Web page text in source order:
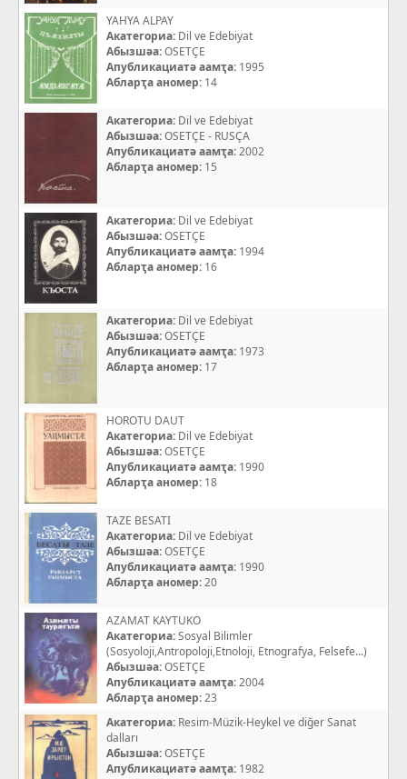
YAHYA ALPAY
Акатегориа: Dil ve Edebiyat
Абызшәа:OSETÇE
Апубликациатә аамҭа: 1995
Абларҭа аномер: 14
Акатегориа: Dil ve Edebiyat
Абызшәа:OSETÇE - RUSÇA
Апубликациатә аамҭа:2002
Абларҭа аномер: 15
Акатегориа: Dil ve Edebiyat
Абызшәа:OSETÇE
Апубликациатә аамҭа: 1994
Абларҭа аномер: 16
Акатегориа: Dil ve Edebiyat
Абызшәа:OSETÇE
Апубликациатә аамҭа: 1973
Абларҭа аномер: 17
HOROTU DAUT
Акатегориа: Dil ve Edebiyat
Абызшәа:OSETÇE
Апубликациатә аамҭа: 1990
Абларҭа аномер: 18
TAZE BESATI
Акатегориа: Dil ve Edebiyat
Абызшәа:OSETÇE
Апубликациатә аамҭа: 1990
Абларҭа аномер:20
AZAMAT KAYTUKO
Акатегориа:Sosyal Bilimler
(Sosyoloji,Antropoloji,Etnoloji, Etnografya, Felsefe...)
Абызшәа:OSETÇE
Апубликациатә аамҭа:2004
Абларҭа аномер:23
Акатегориа: Resim-Müzik-Heykel ve diğer Sanat
dalları
Абызшәа:OSETÇE
Апубликациатә аамҭа: 1982